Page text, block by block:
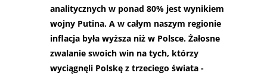
analitycznych w ponad 80% jest wynikiem
wojny Putina. A w całym naszym regionie
inflacja była wyższa niż w Polsce. Żałosne
zwalanie swoich win na tych, którzy
wyciągnęli Polskę z trzeciego świata -